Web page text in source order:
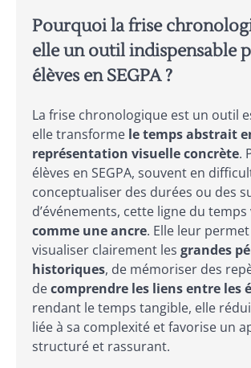
Pourquoi la frise
elle un outil indispensable
élèves en SEGPA ?
La frise chronologique est un outil
elle transforme le temps abstrait
représentation visuelle concrète.
élèves en SEGPA, souvent en
conceptualiser des durées ou des
d’événements, cette ligne du temps
comme une ancre. Elle leur
visualiser clairement les grandes
historiques, de mémoriser des
decomprendre les liens entre les
rendant le temps tangible, elle
liée à sa complexité et favorise un
structuré et rassurant.